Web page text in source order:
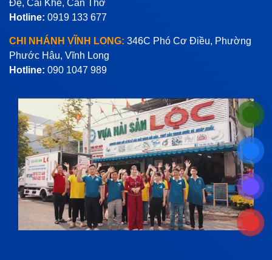
Đệ, Cái Khế, Cần Thơ
Hotline: 0919 133 677
CHI NHÁNH VĨNH LONG: 346C Phó Cơ Điều, Phường
Phước Hậu, Vĩnh Long
Hotline: 090 1047 989